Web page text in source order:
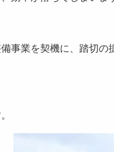
事業を契機に、踏切の